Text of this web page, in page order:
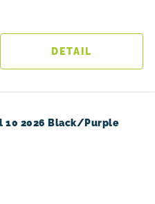
10 2026 Black/Purple